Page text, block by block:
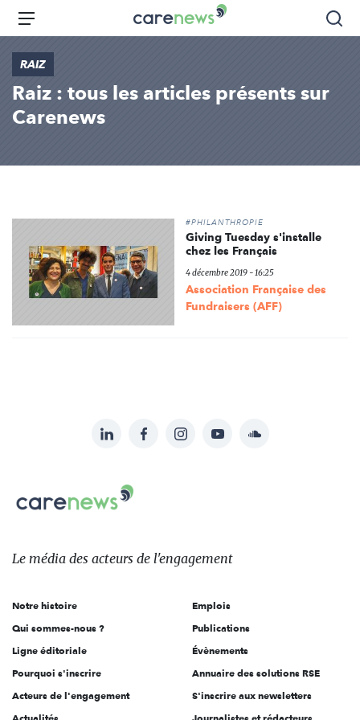
Aller
principal
Carenews,
Le
acteurs
Menu
RAIZ
Raiz : tous les articles présents sur
Carenews
#PHILANTHROPIE
Giving Tuesday s'installe
chez les Français
4 décembre 2019 - 16:25
Association Française des
Fundraisers (AFF)
sur:
LinkedInFacebookInstagramYouTubeSoundcloud
Carenews,
Le
des
l'engagement
Le média des acteurs de l'engagement
Notre histoire
Qui sommes-nous ?
Ligne éditoriale
Pourquoi s'inscrire
Acteurs de l'engagement
Emplois
Publications
Évènements
Annuaire des solutions RSE
S'inscrire aux newsletters